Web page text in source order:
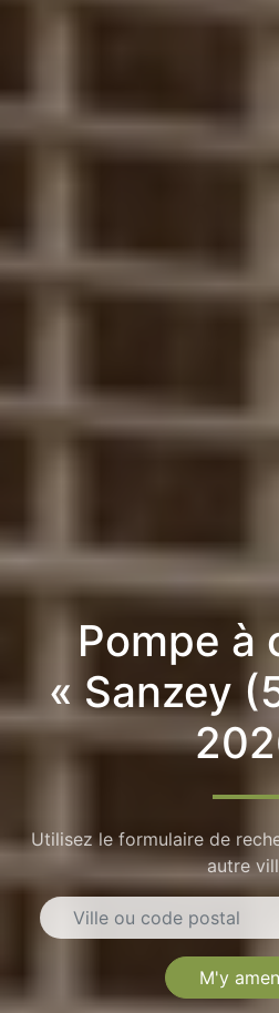
Pompe à
« Sanzey
Utilisez le formulaire de
autre
M'y